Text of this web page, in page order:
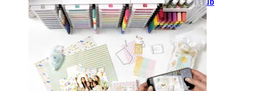
2025
21. Januar 2025